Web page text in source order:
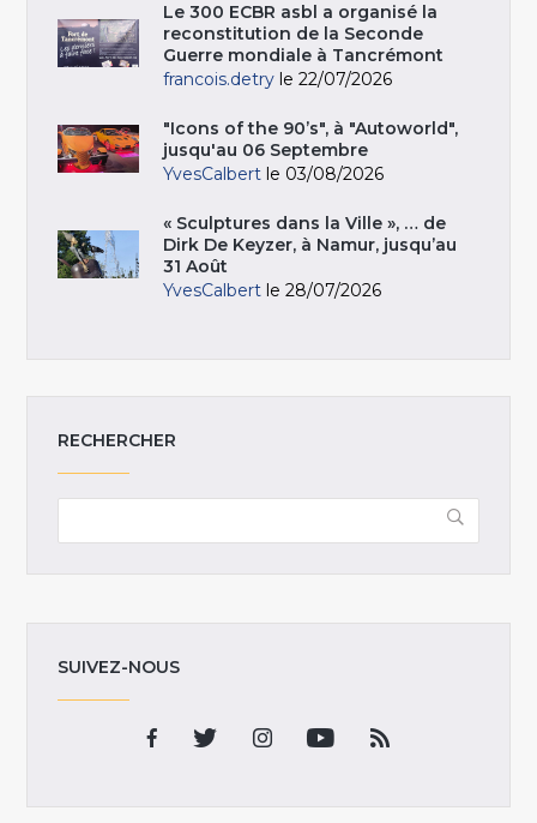
Le 300 ECBR asbl a organisé la
reconstitution de la Seconde
Guerre mondiale à Tancrémont
francois.detry le 22/07/2026
"Icons of the 90’s", à "Autoworld",
jusqu'au 06 Septembre
YvesCalbert le 03/08/2026
« Sculptures dans la Ville », … de
Dirk De Keyzer, à Namur, jusqu’au
31 Août
YvesCalbert le 28/07/2026
RECHERCHER
SUIVEZ-NOUS